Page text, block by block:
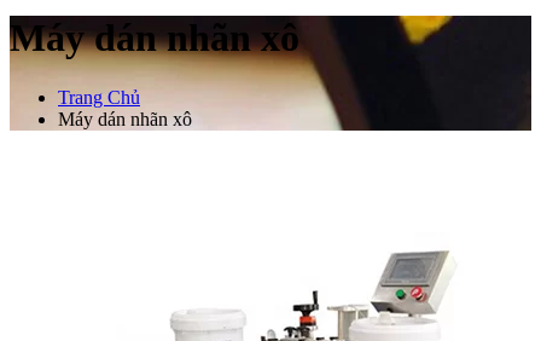
Máy dán nhãn xô
Trang Chủ
Máy dán nhãn xô